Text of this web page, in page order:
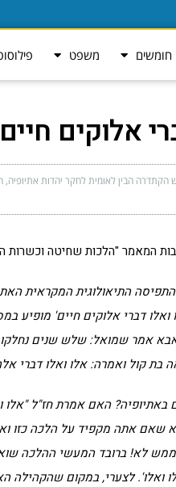
חומשים משפט
אלוקים
הבין לאומית לחקר יהדות אתיופיה,
המאמר "הלכות שחיטה
התיאולוגית המקראית
ואלו דברי אלוקים חיים' מופיע
אמר שמואל: שלש שנים נחלקו
בת קול ואמרה: אלו ואלו דברי
באתיופיה? האם אמרת חז"ל
שאם אתה מקפיד על הלכה כזו
ממש לא! ברובד המעשי ההלכה
ואלו'. לצערי, במקום שהקהילה